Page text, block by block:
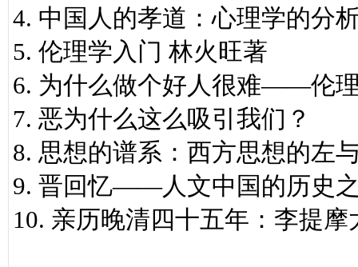
4. 中国人的孝道：心理学的分
5. 伦理学入门 林火旺著
6. 为什么做个好人很难——伦
7. 恶为什么这么吸引我们？
8. 思想的谱系：西方思想的左
9. 晋回忆——人文中国的历史
10. 亲历晚清四十五年：李提